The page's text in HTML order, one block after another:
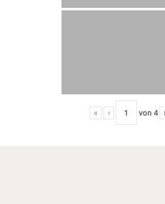
« ‹ von 4 ›